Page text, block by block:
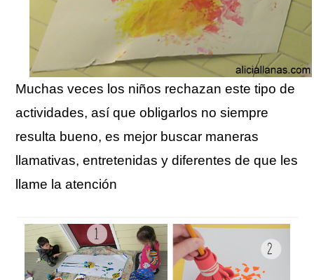
Muchas veces los niños rechazan este tipo de
actividades, así que obligarlos no siempre
resulta bueno, es mejor buscar maneras
llamativas, entretenidas y diferentes de que les
llame la atención